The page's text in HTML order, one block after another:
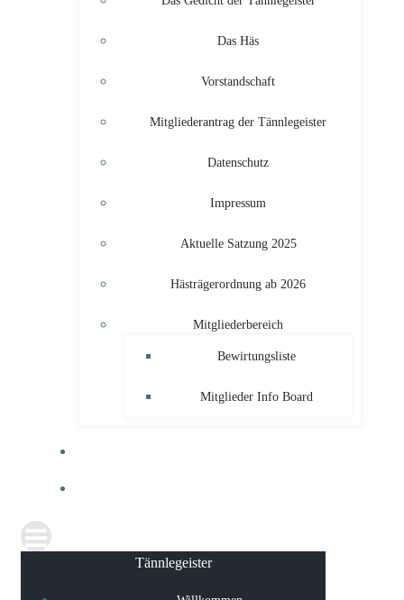
Das Häs
Vorstandschaft
Mitgliederantrag der Tännlegeister
Datenschutz
Impressum
Aktuelle Satzung 2025
Hästrägerordnung ab 2026
Mitgliederbereich
Bewirtungsliste
Mitglieder Info Board
Tännlegeister